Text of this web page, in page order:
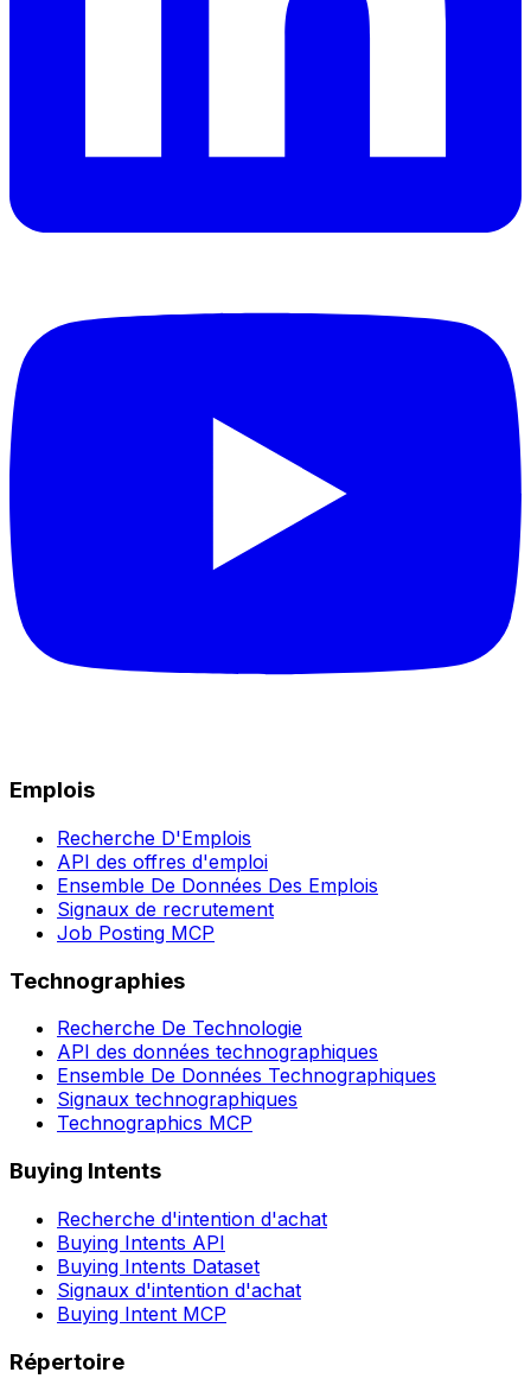
Emplois
Recherche D'Emplois
API des offres d'emploi
Ensemble De Données Des Emplois
Signaux de recrutement
Job Posting MCP
Technographies
Recherche De Technologie
API des données technographiques
Ensemble De Données Technographiques
Signaux technographiques
Technographics MCP
Buying Intents
Recherche d'intention d'achat
Buying Intents API
Buying Intents Dataset
Signaux d'intention d'achat
Buying Intent MCP
Répertoire